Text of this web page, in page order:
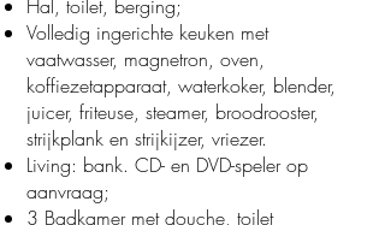
Hal, toilet, berging;
Volledig ingerichte keuken met
vaatwasser, magnetron, oven,
koffiezetapparaat, waterkoker, blender,
juicer, friteuse, steamer, broodrooster,
strijkplank en strijkijzer, vriezer.
Living: bank. CD- en DVD-speler op
aanvraag;
3 Badkamer met douche, toilet